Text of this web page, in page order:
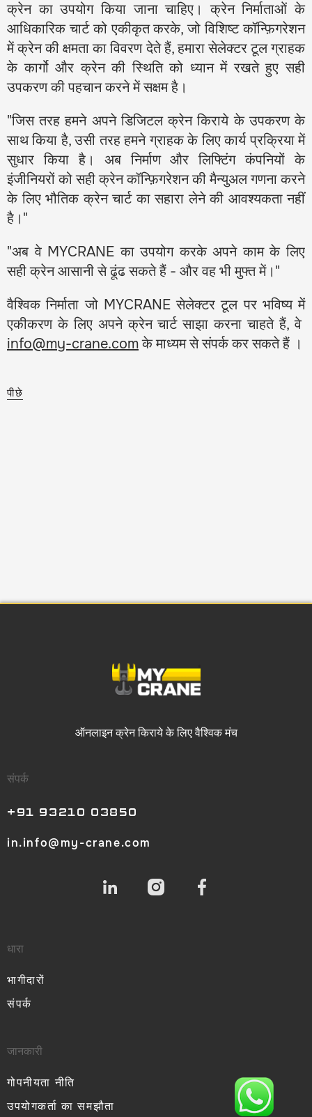
क्रेन का उपयोग किया जाना चाहिए। क्रेन निर्माताओं के
आधिकारिक चार्ट को एकीकृत करके, जो विशिष्ट कॉन्फ़िगरेशन
में क्रेन की क्षमता का विवरण देते हैं, हमारा सेलेक्टर टूल ग्राहक
के कार्गो और क्रेन की स्थिति को ध्यान में रखते हुए सही
उपकरण की पहचान करने में सक्षम है।
"जिस तरह हमने अपने डिजिटल क्रेन किराये के उपकरण के
साथ किया है, उसी तरह हमने ग्राहक के लिए कार्य प्रक्रिया में
सुधार किया है। अब निर्माण और लिफ्टिंग कंपनियों के
इंजीनियरों को सही क्रेन कॉन्फ़िगरेशन की मैन्युअल गणना करने
के लिए भौतिक क्रेन चार्ट का सहारा लेने की आवश्यकता नहीं
है।"
"अब वे MYCRANE का उपयोग करके अपने काम के लिए
सही क्रेन आसानी से ढूंढ सकते हैं - और वह भी मुफ्त में।"
वैश्विक निर्माता जो MYCRANE सेलेक्टर टूल पर भविष्य में
एकीकरण के लिए अपने क्रेन चार्ट साझा करना चाहते हैं, वे
info@my-crane.comके माध्यम से संपर्क कर सकते हैं ।
पीछे
ऑनलाइन क्रेन किरायेके लिए वैश्विक मंच
धारा
भागीदारों
संपर्क
जानकारी
गोपनीयता नीति
उपयोगकर्ता का समझौता
संपर्क
+91 93210 03850
in.info@my-crane.com